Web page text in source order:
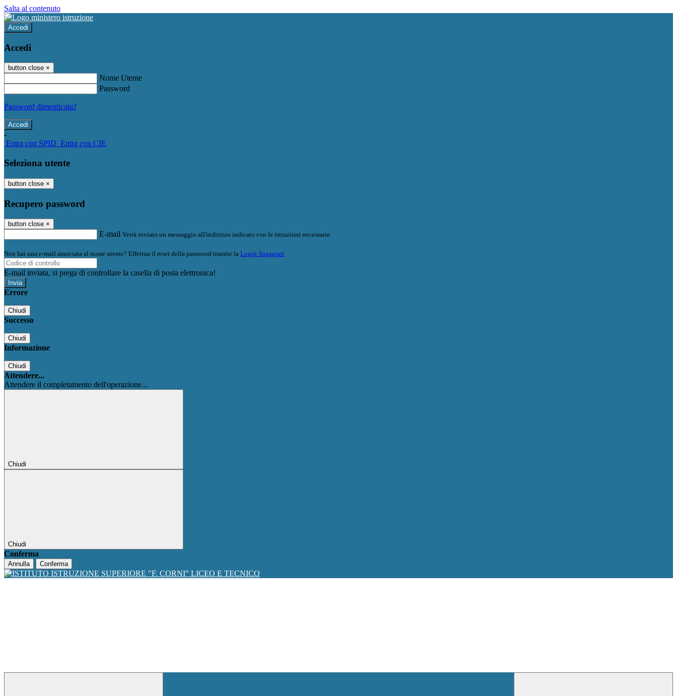
Salta al contenuto
Accedi
Accedi
button close ×
Nome Utente
Password
Password dimenticata?
-
Entra con SPID Entra con CIE
Seleziona utente
button close ×
Recupero password
button close ×
E-mail Verrà inviato un messaggio all'indirizzo indicato con le istruzioni necessarie.
Non hai una e-mail associata al nome utente? Effettua il reset della password tramite la Login Spaggiari
E-mail inviata, si prega di controllare la casella di posta elettronica!
Errore
Chiudi
Successo
Chiudi
Informazione
Chiudi
Attendere...
Attendere il completamento dell'operazione...
Chiudi
Chiudi
Conferma
Annulla Conferma